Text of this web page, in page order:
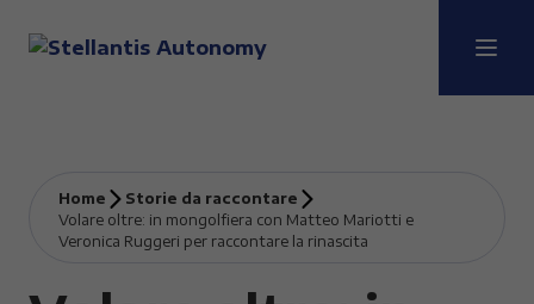
Home
Storie da raccontare
Volare oltre: in mongolfiera con Matteo Mariotti e
Veronica Ruggeri per raccontare la rinascita